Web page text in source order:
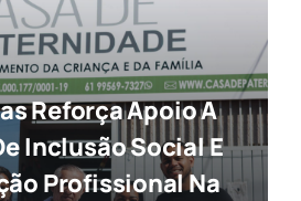
Reforça Apoio A
Inclusão Social E
Profissional Na